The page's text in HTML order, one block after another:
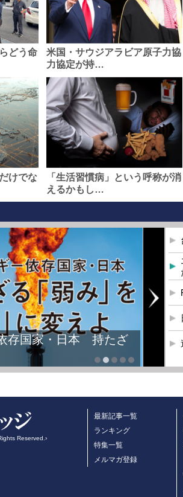
どう命
米国・サウジアラビア原子力協
力協定が持…
けでな
「生活習慣病」という呼称が消
えるかもし…
存国家・日本 持たざ
Reserved.›
最新記事一覧
ランキング
特集一覧
メルマガ登録